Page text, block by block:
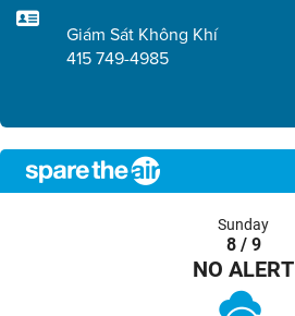
Giám Sát Không Khí
415 749-4985
Sunday
8 / 9
NO ALERT